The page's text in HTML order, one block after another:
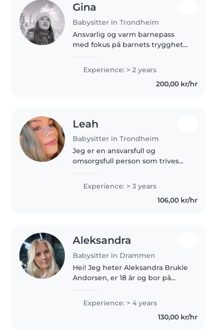
Gina
Babysitter in Trondheim
Ansvarlig og varm barnepass
med fokus på barnets trygghet
Experience: > 2 years
200,00 kr/hr
Leah
Babysitter in Trondheim
Jeg er en ansvarsfull og
omsorgsfull person som trives
tålmodig og opptatt av å skape
et trygt og hyggelig miljø. Jeg er
flink kreativt og hjelper..
Experience: > 3 years
106,00 kr/hr
Aleksandra
Babysitter in Drammen
Hei! Jeg heter Aleksandra Brukle
Andorsen, er 18 år og bor på
ansvarsfull og positiv person som
trives veldig godt sammen med
Experience: > 4 years
130,00 kr/hr